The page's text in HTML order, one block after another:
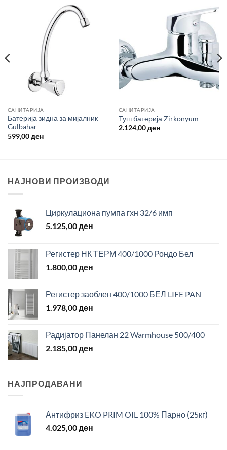
САНИТАРИЈА
Батерија зидна за мијалник
Gulbahar
599,00ден
САНИТАРИЈА
Туш батерија Zirkonyum
2.124,00ден
НАЈНОВИ ПРОИЗВОДИ
Циркулациона пумпа гхн 32/6 имп
5.125,00ден
Регистер НК ТЕРМ 400/1000 Рондо Бел
1.800,00ден
Регистер заоблен 400/1000 БЕЛ LIFE PAN
1.978,00ден
Радијатор Панелан 22 Warmhouse 500/400
2.185,00ден
НАЈПРОДАВАНИ
Антифриз EKO PRIM OIL 100% Парно (25кг)
4.025,00ден